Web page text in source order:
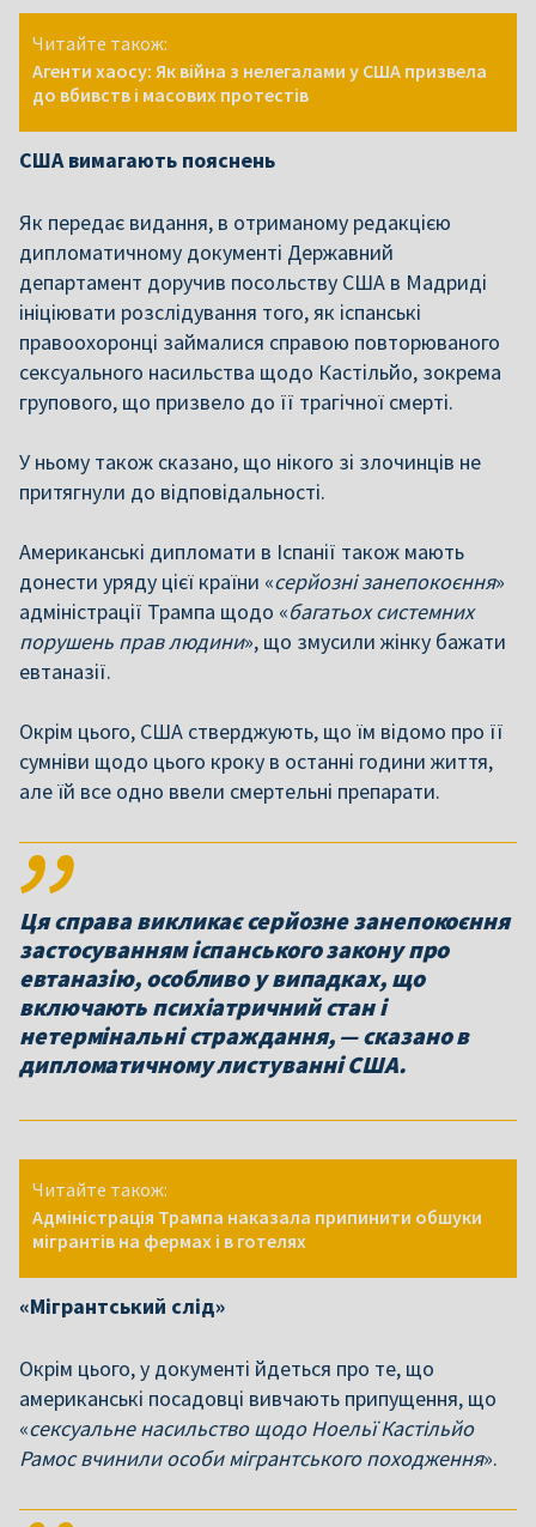
Читайте також:
Агенти хаосу: Як війна з нелегалами у США призвела
до вбивств і масових протестів
США вимагають пояснень
Як передає видання, в отриманому редакцією
дипломатичному документі Державний
департамент доручив посольству США в Мадриді
ініціювати розслідування того, як іспанські
правоохоронці займалися справою повторюваного
сексуального насильства щодо Кастільйо, зокрема
групового, що призвело до її трагічної смерті.
У ньому також сказано, що нікого зі злочинців не
притягнули до відповідальності.
Американські дипломати в Іспанії також мають
донести уряду цієї країни «серйозні занепокоєння»
адміністрації Трампа щодо «багатьох системних
порушень прав людини», що змусили жінку бажати
евтаназії.
Окрім цього, США стверджують, що їм відомо про її
сумніви щодо цього кроку в останні години життя,
але їй все одно ввели смертельні препарати.
Ця справа викликає серйозне занепокоєння
застосуванням іспанського закону про
евтаназію, особливо у випадках, що
включають психіатричний стан і
нетермінальні страждання, — сказано в
дипломатичному листуванні США.
Читайте також:
Адміністрація Трампа наказала припинити обшуки
мігрантів на фермах і в готелях
«Мігрантський слід»
Окрім цього, у документі йдеться про те, що
американські посадовці вивчають припущення, що
«сексуальне насильство щодо Ноельї Кастільйо
Рамос вчинили особи мігрантського походження».